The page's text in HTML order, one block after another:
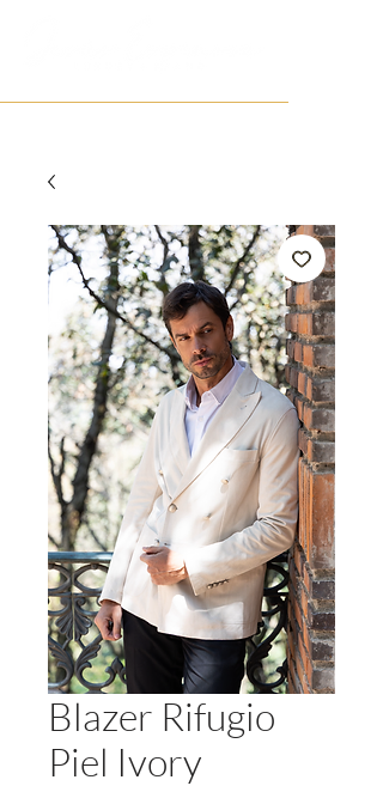
Blazer Rifugio
Piel Ivory